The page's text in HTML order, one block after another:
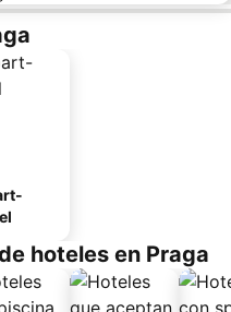
hoteles en Praga